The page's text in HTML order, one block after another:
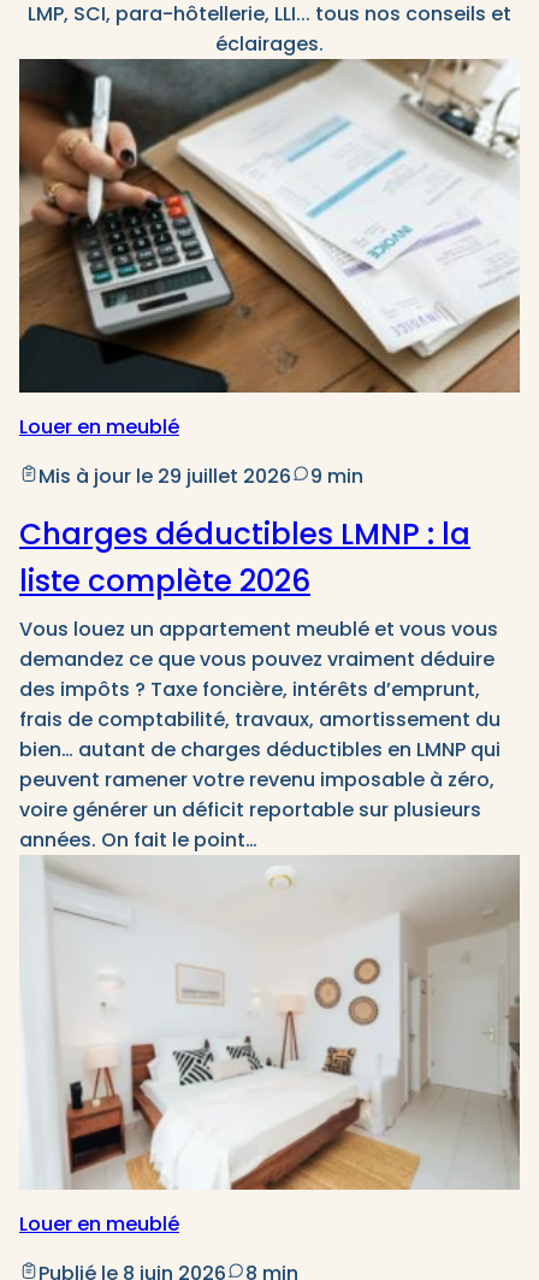
LMP, SCI, para-hôtellerie, LLI... tous nos conseils et
éclairages.
Louer en meublé
Mis à jour le 29 juillet 2026
9 min
Charges déductibles LMNP : la
liste complète 2026
Vous louez un appartement meublé et vous vous
demandez ce que vous pouvez vraiment déduire
des impôts ? Taxe foncière, intérêts d’emprunt,
frais de comptabilité, travaux, amortissement du
bien… autant de charges déductibles en LMNP qui
peuvent ramener votre revenu imposable à zéro,
voire générer un déficit reportable sur plusieurs
années. On fait le point…
Louer en meublé
Publié le 8 juin 2026
8 min